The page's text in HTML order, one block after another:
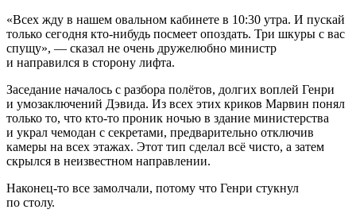
«Всех жду в нашем овальном кабинете в 10:30 утра. И пускай
только сегодня кто-нибудь посмеет опоздать. Три шкуры с вас
спущу», — сказал не очень дружелюбно министр
и направился в сторону лифта.
Заседание началось с разбора полётов, долгих воплей Генри
и умозаключений Дэвида. Из всех этих криков Марвин понял
только то, что кто-то проник ночью в здание министерства
и украл чемодан с секретами, предварительно отключив
камеры на всех этажах. Этот тип сделал всё чисто, а затем
скрылся в неизвестном направлении.
Наконец-то все замолчали, потому что Генри стукнул
по столу.